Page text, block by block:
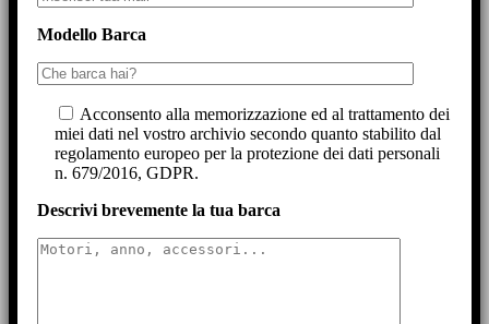
Modello Barca
Acconsento alla memorizzazione ed al trattamento dei
miei dati nel vostro archivio secondo quanto stabilito dal
regolamento europeo per la protezione dei dati personali
n. 679/2016, GDPR.
Descrivi brevemente la tua barca